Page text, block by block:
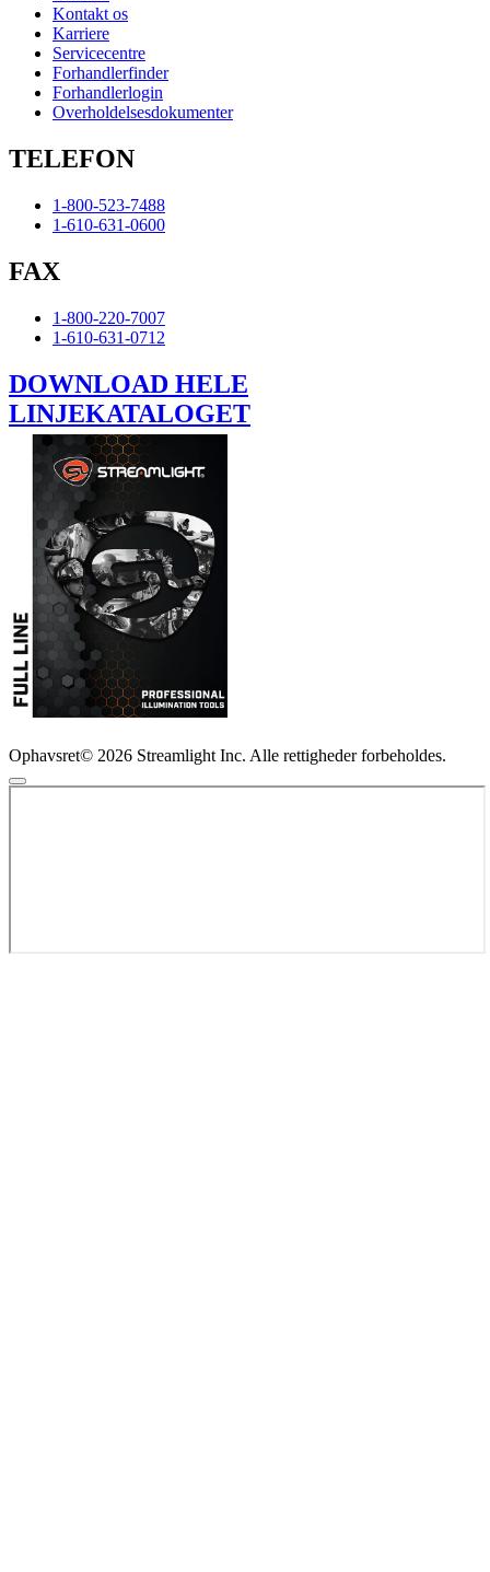
Kontakt os
Karriere
Servicecentre
Forhandlerfinder
Forhandlerlogin
Overholdelsesdokumenter
TELEFON
1-800-523-7488
1-610-631-0600
FAX
1-800-220-7007
1-610-631-0712
DOWNLOAD HELE
LINJEKATALOGET
Ophavsret© 2026 Streamlight Inc. Alle rettigheder forbeholdes.